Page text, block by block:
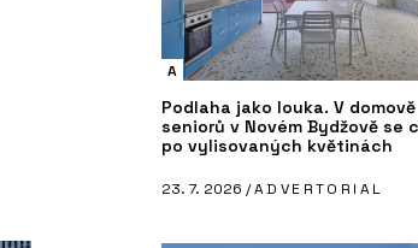
A
Podlaha jako louka. V domově
seniorů v Novém Bydžově se
po vylisovaných květinách
23. 7. 2026 /ADVERTORIAL